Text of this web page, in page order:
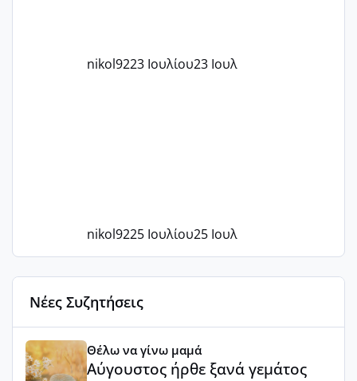
nikol9223 Ιουλίου23 Ιουλ
nikol9225 Ιουλίου25 Ιουλ
Νέες Συζητήσεις
Αύγουστος ήρθε ξανά γεμάτος γέλια και ανεμελιά
Θέλω να γίνω μαμά
Αύγουστος ήρθε ξανά γεμάτος